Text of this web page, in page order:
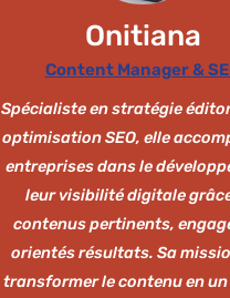
Onitiana
Content Manager &
Spécialiste en stratégie
optimisation SEO, elle
entreprises dans le
leur visibilité digitale
contenus pertinents,
orientés résultats. Sa
transformer le contenu en